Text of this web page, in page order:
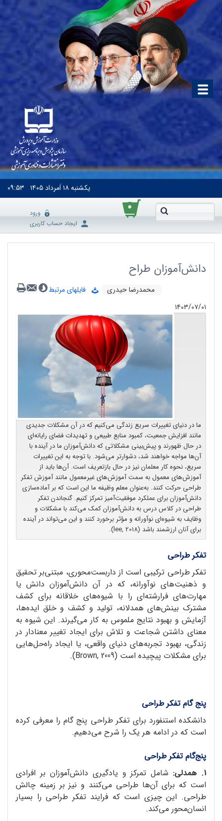
یکشنبه۱۸ اَمرداد ۱۴۰۵ ۰۹:۵۳
۰
ورود
ایجاد حساب کاربری
دانش‌آموزان طراح
محمدرضا حیدری
فایلهای مرتبط
۱۴۰۳/۰۷/۰۱
ما در دنیای تغییرات سریع زندگی می‌کنیم که در آن مشکلات جدیدی
مانند افزایش جمعیت، کمبود منابع طبیعی و تهدیدات فضای رایانه‌ای
در حال ظهورند و پیش‌بینی مشکلاتی که دانش‌آموزان ما در آینده با
آن‌ها مواجه خواهند شد، دشوارتر می‌شود. با توجه به این تغییرات
سریع، نحوه کار معلمان نیز در حال بازتعریف است. آن‌ها باید از
آموزش‌های معمول به سمت آموزش‌های غیرمعمول مانند آموزش تفکر
طراحی حرکت کنند. به‌عنوان معلم وظیفه ما این است که بر آماده‌سازی
دانش‌آموزان برای عملکرد موفقیت‌آمیز تمرکز کنیم. گنجاندن تفکر
طراحی در کلاس درس به دانش‌آموزان کمک می‌کند با مشکلات و
وظایف به شیوه‌ای نوآورانه و مؤثر برخورد کنند و این می‌تواند در آینده
برای آنان ارزشمند باشد (lee, 2018).
تفکر طراحی
تفکر طراحی ترکیبی است از داربست‌محوری، مبتنی‌بر تحقیق
و ذهنیت‌های نوآورانه، که در آن دانش‌آموزان دانش یا
مهارت‌های فرارشته‌ای را با شیوه‌های خلاقانه برای کشف
مشترک بینش‌های همدلانه، تولید و کشف و خلق ایده‌ها،
آزمایش و بهبود نتایج ملموس به کار می‌گیرند. این شیوه به
معنای داشتن شجاعت و تلاش برای ایجاد تغییر معنادار در
زندگی، بهبود تجربه‌های دنیای واقعی، یا ایجاد راه‌حل‌هایی
برای مشکلات پیچیده است (Brown, 2009).
پنج گام تفکر طراحی
دانشکده استنفورد برای تفکر طراحی پنج گام را معرفی کرده
است که در ادامه هر یک را شرح می‌دهیم.
پنج‌گام تفکر طراحی
1. همدلی:
شامل تمرکز و یادگیری دانش‌آموزان بر افرادی
است که برای آن‌ها طراحی می‌کنند و نیز بر زمینه چالش
طراحی. این چیزی است که فرایند تفکر طراحی را بسیار
انسان‌محور می‌کند.